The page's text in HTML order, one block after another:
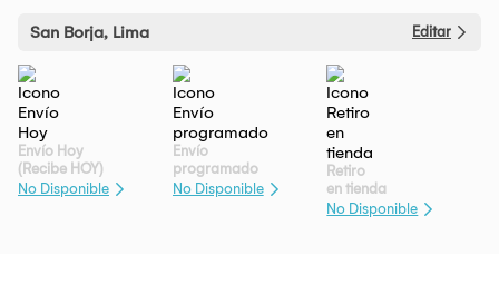
San Borja, Lima Editar
Envío Hoy
(Recibe HOY)
No Disponible
Envío
programado
No Disponible
Retiro
en tienda
No Disponible